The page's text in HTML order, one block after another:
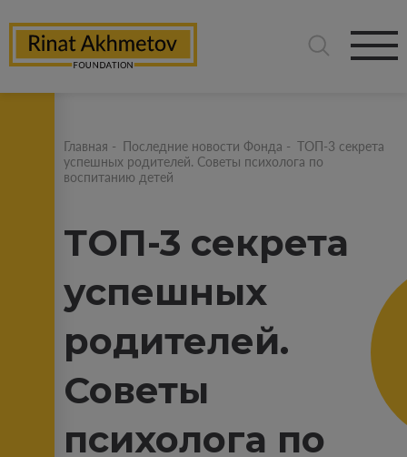
Главная - Последние новости Фонда - ТОП-3 секрета
успешных родителей. Советы психолога по
воспитанию детей
ТОП-3 секрета
успешных
родителей.
Советы
психолога по